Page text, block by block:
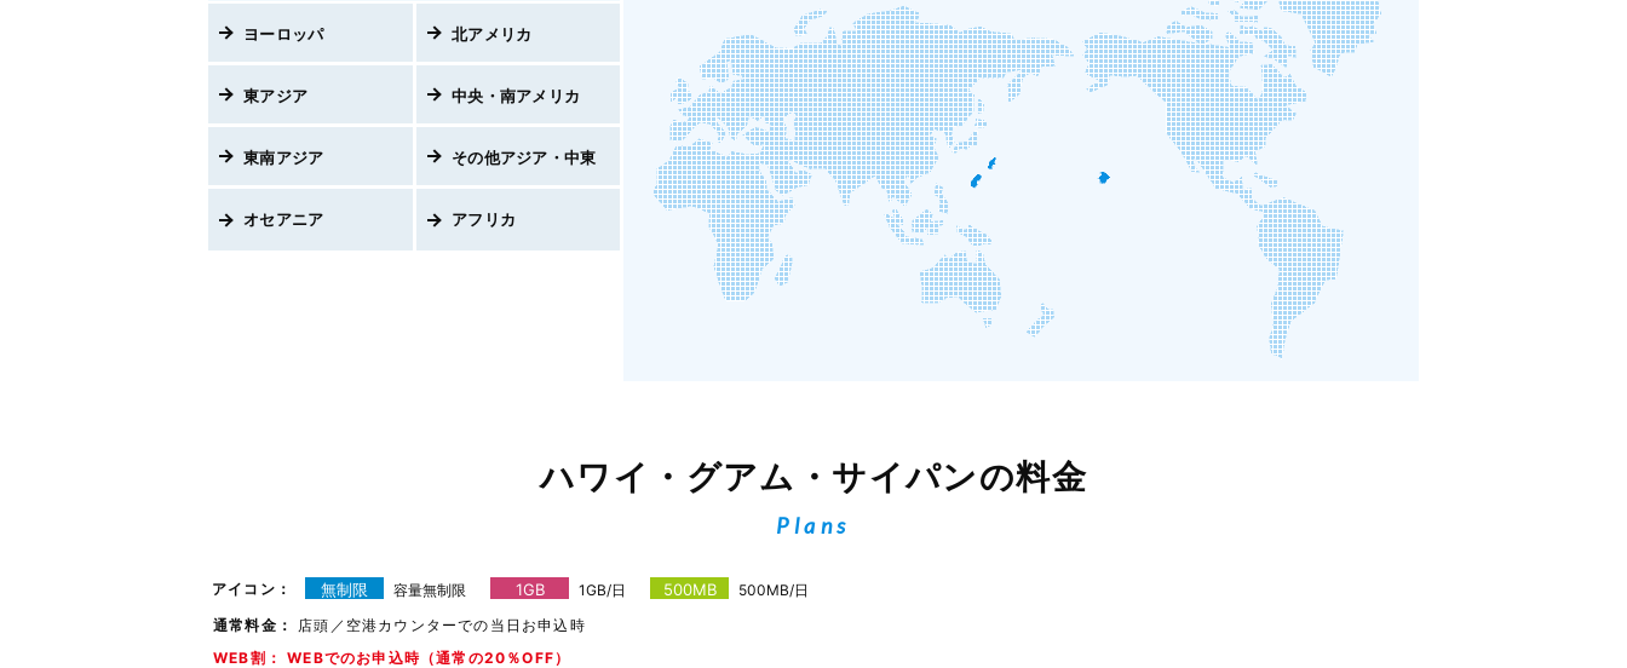
ヨーロッパ
東アジア
東南アジア
オセアニア
北アメリカ
中央・南アメリカ
その他アジア・中東
アフリカ
ハワイ・グアム・サイパンの料金
Plans
アイコン： 無制限 容量無制限 1GB 1GB/日 500MB
500MB/日
通常料金：
店頭／空港カウンターでの当日お申込時
WEB割： WEBでのお申込時（通常の20％OFF）